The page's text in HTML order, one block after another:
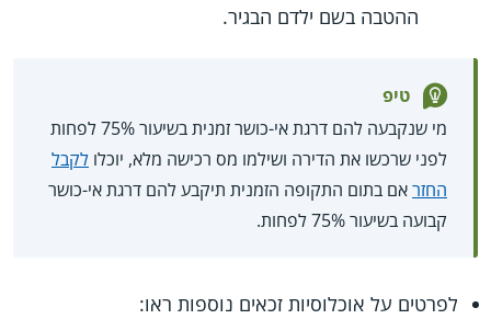
ההטבה בשם ילדם הבגיר.
טיפ
מי שנקבעה להם דרגת אי-כושר זמנית בשיעור ‎75% לפחות
לפני שרכשו את הדירה ושילמו מס רכישה מלא, יוכלו לקבל
החזראם בתום התקופה הזמנית תיקבע להם דרגת אי-כושר
קבועה בשיעור ‎75% לפחות.
לפרטים על אוכלוסיות זכאים נוספות ראו: